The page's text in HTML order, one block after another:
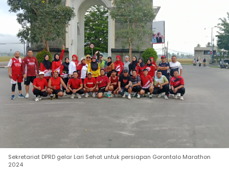
Sekretariat DPRD gelar Lari Sehat untuk persiapan Gorontalo Marathon
2024